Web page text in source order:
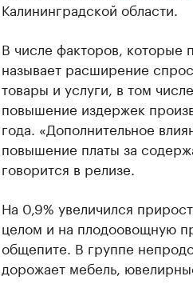
Калининградской области.
В числе факторов, которые
называет расширение
товары и услуги, в том
повышение издержек
года. «Дополнительное
повышение платы за
говорится в релизе.
На 0,9% увеличился
целом и на плодоовощную
общепите. В группе
дорожает мебель,